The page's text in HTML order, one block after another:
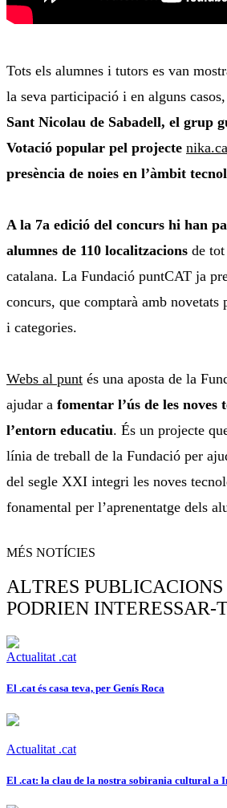
Tots els alumnes i tutors es van
la seva participació i en alguns
Sant Nicolau de Sabadell, el grup
Votació popular pel projecte
presència de noies en l’àmbit
A la 7a edició del concurs hi han
alumnes de 110 localitzacions de
catalana. La Fundació puntCAT ja
concurs, que comptarà amb novetats
i categories.
Webs al punt és una aposta de la
ajudar a fomentar l’ús de les noves
l’entorn educatiu. És un projecte
línia de treball de la Fundació per
del segle XXI integri les noves
fonamental per l’aprenentatge dels
MÉS NOTÍCIES
ALTRES PUBLICACIONS
PODRIEN INTERESSAR-
Actualitat .cat
El .cat és casa teva, per Genís Roca
Actualitat .cat
El .cat: la clau de la nostra sobirania cultural a